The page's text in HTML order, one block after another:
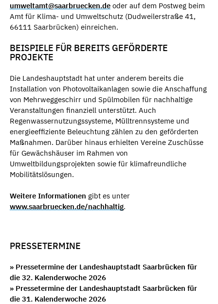
umweltamt@saarbruecken.de oder auf dem Postweg beim
Amt für Klima- und Umweltschutz (Dudweilerstraße 41,
66111 Saarbrücken) einreichen.
BEISPIELE FÜR BEREITS GEFÖRDERTE
PROJEKTE
Die Landeshauptstadt hat unter anderem bereits die
Installation von Photovoltaikanlagen sowie die Anschaffung
von Mehrweggeschirr und Spülmobilen für nachhaltige
Veranstaltungen finanziell unterstützt. Auch
Regenwassernutzungssysteme, Mülltrennsysteme und
energieeffiziente Beleuchtung zählen zu den geförderten
Maßnahmen. Darüber hinaus erhielten Vereine Zuschüsse
für Gewächshäuser im Rahmen von
Umweltbildungsprojekten sowie für klimafreundliche
Mobilitätslösungen.
Weitere Informationen gibt es unter
www.saarbruecken.de/nachhaltig.
PRESSETERMINE
» Pressetermine der Landeshauptstadt Saarbrücken für
die 32. Kalenderwoche 2026
» Pressetermine der Landeshauptstadt Saarbrücken für
die 31. Kalenderwoche 2026